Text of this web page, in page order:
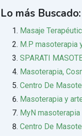
Lo más Buscado:
Masaje
M.P masoterapia
SPARATI
Masoterapia,
Centro De
Masoterapia y
MyN masoterapia
Centro De